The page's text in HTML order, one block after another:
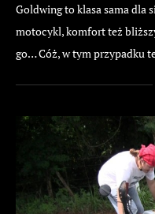
Goldwing to klasa sama dla
motocykl, komfort też
go… Cóż, w tym przypadku